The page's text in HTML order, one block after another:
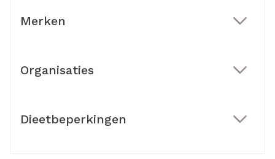
Merken
Organisaties
Dieetbeperkingen